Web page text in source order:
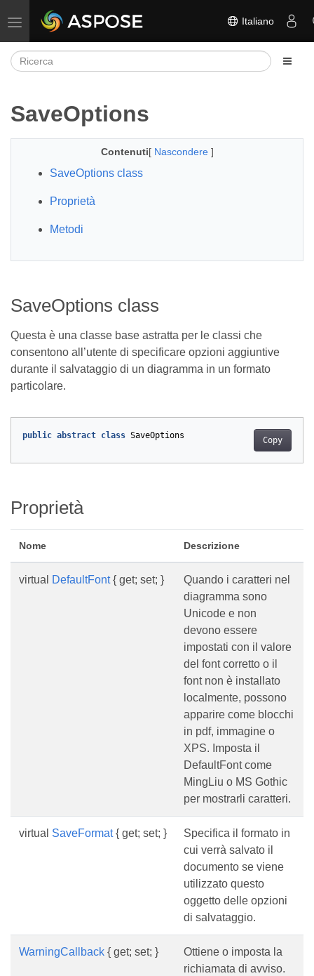
Attiva/disattiva la navigazione Italiano
SaveOptions
Contenuti[ Nascondere ]
SaveOptions class
Proprietà
Metodi
SaveOptions class
Questa è una classe base astratta per le classi che
consentono all’utente di specificare opzioni aggiuntive
durante il salvataggio di un diagramma in un formato
particolare.
Copy
public abstract class SaveOptions
Proprietà
Nome Descrizione
virtual DefaultFont{ get; set; }
Quando i caratteri nel
diagramma sono
Unicode e non
devono essere
impostati con il valore
del font corretto o il
font non è installato
localmente, possono
apparire come blocchi
in pdf, immagine o
XPS. Imposta il
DefaultFont come
MingLiu o MS Gothic
per mostrarli caratteri.
virtual SaveFormat{ get; set; }
Specifica il formato in
cui verrà salvato il
documento se viene
utilizzato questo
oggetto delle opzioni
di salvataggio.
WarningCallback { get; set; }
Ottiene o imposta la
richiamata di avviso.